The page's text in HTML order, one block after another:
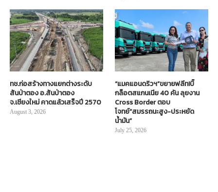
ทช.ก่อสร้างทางแยกต่างระดับ
สันป่าตอง อ.สันป่าตอง
จ.เชียงใหม่ คาดแล้วเสร็จปี 2570
August 3, 2026
“แมคแอนดริวฯ”ขยายฟลีท!บิ๊
กล็อตสแกนเนีย 40 คัน ลุยงาน
Cross Border ตอบ
โจทย์“สมรรถนะสูง-ประหยัด
น้ำมัน”
July 25, 2026